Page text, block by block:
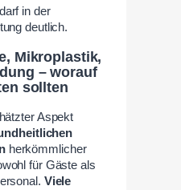
in der
deutlich.
Mikroplastik,
– worauf
sollten
Aspekt
herkömmlicher
für Gäste als
Viele